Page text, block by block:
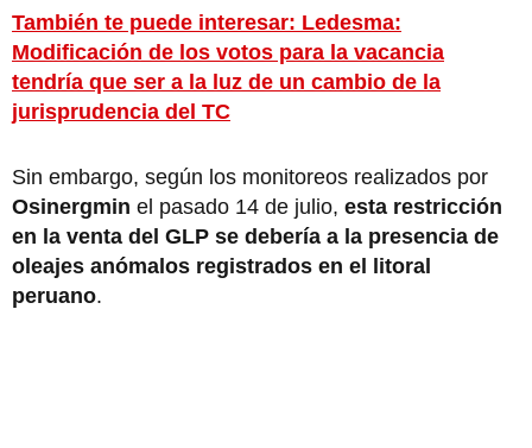
También te puede interesar: Ledesma:
Modificación de los votos para la vacancia
tendría que ser a la luz de un cambio de la
jurisprudencia del TC
Sin embargo, según los monitoreos realizados por
Osinergmin el pasado 14 de julio, esta restricción
en la venta del GLP se debería a la presencia de
oleajes anómalos registrados en el litoral
peruano.